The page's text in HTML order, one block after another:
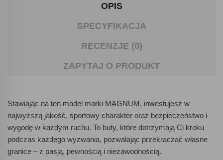
OPIS
SPECYFIKACJA
RECENZJE (0)
ZAPYTAJ O PRODUKT
Stawiając na ten model marki MAGNUM, inwestujesz w
najwyższą jakość, sportowy charakter oraz bezpieczeństwo i
wygodę w każdym ruchu. To buty, które dotrzymają Ci kroku
podczas każdego wyzwania, pozwalając przekraczać własne
granice – z pasją, pewnością i niezawodnością.